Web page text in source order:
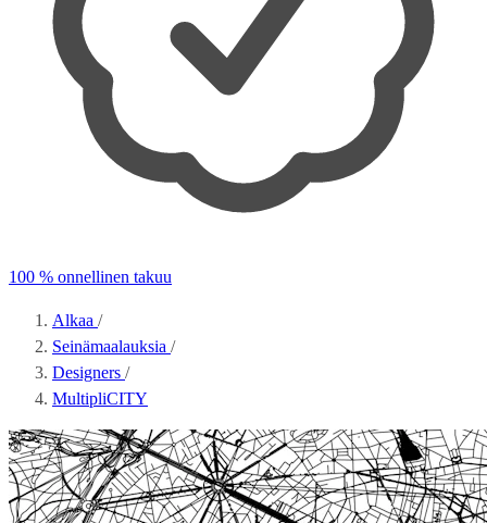
100 % onnellinen takuu
Alkaa /
Seinämaalauksia /
Designers /
MultipliCITY